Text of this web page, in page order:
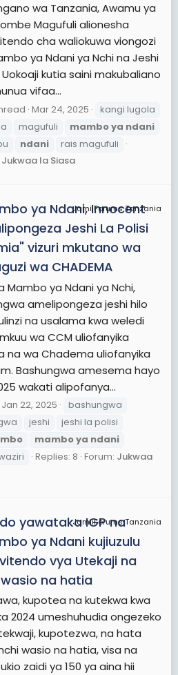
wa Tanzania, Awamu ya
Magufuli alionesha
cha waliokuwa viongozi
ya Ndani ya Nchi na Jeshi
kutia saini makubaliano
vifaa...
Mar 24, 2025
kangi lugola
magufuli mamboya ndani
ndani
rais magufuli
Jukwaa la Siasa
JamiiForums Tanzania
ya Ndani, Innocent
Jeshi La Polisi
vizuri mkutano wa
wa CHADEMA
Mambo ya Ndani ya Nchi,
amelipongeza jeshi hilo
na usalama kwa weledi
wa CCM uliofanyika
na wa Chadema uliofanyika
Bashungwa amesema hayo
wakati alipofanya...
Jan 22, 2025
bashungwa
jeshi
jeshi la polisi
mamboya ndani
Replies: 8 Forum: Jukwaa
JamiiForums Tanzania
yawataka IGP na
ya Ndani kujiuzulu
vya Utekaji na
na hatia
kupotea na kutekwa kwa
2024 umeshuhudia ongezeko
kupotezwa, na hata
wasio na hatia, visa na
zaidi ya 150 ya aina hii